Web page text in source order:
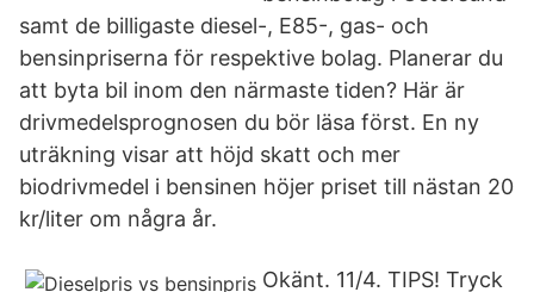
samt de billigaste diesel-, E85-, gas- och
bensinpriserna för respektive bolag. Planerar du
att byta bil inom den närmaste tiden? Här är
drivmedelsprognosen du bör läsa först. En ny
uträkning visar att höjd skatt och mer
biodrivmedel i bensinen höjer priset till nästan 20
kr/liter om några år.
Okänt. 11/4. TIPS! Tryck